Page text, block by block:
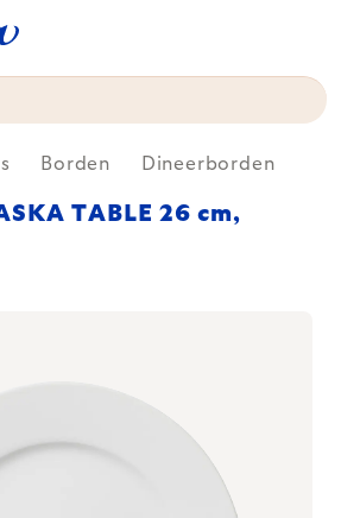
Borden Dineerborden
TABLE 26 cm,